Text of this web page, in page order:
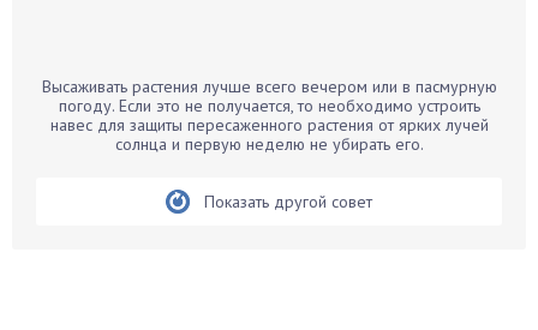
Бархатцы
Бегония
Высаживать растения лучше всего вечером или в пасмурную
погоду. Если это не получается, то необходимо устроить
навес для защиты пересаженного растения от ярких лучей
солнца и первую неделю не убирать его.
Показать другой совет